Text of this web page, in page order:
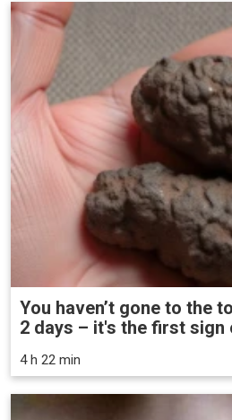
You haven’t gone to the
2 days – it's the first sign
4 h 22 min